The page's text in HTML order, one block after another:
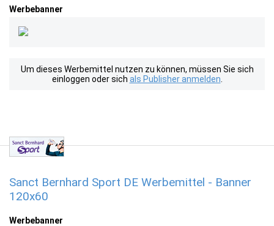
Werbebanner
Um dieses Werbemittel nutzen zu können, müssen Sie sich
einloggen oder sich als Publisher anmelden
Sanct Bernhard Sport DE Werbemittel - Banner
120x60
Werbebanner